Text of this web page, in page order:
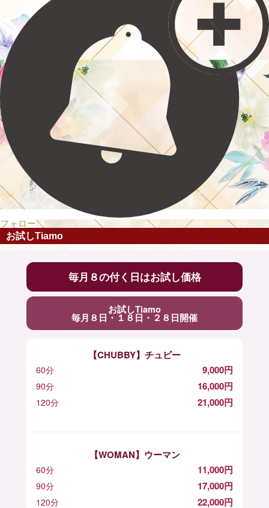
フォロー
お試しTiamo
毎月８の付く日はお試し価格
お試しTiamo
毎月８日・１８日・２８日開催
【CHUBBY】チュビー
60分 9,000円
90分 16,000円
120分 21,000円
【WOMAN】ウーマン
60分 11,000円
90分 17,000円
120分 22,000円